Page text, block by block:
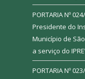
PORTARIA Nº
Presidente do
Município de
a serviço do
PORTARIA Nº